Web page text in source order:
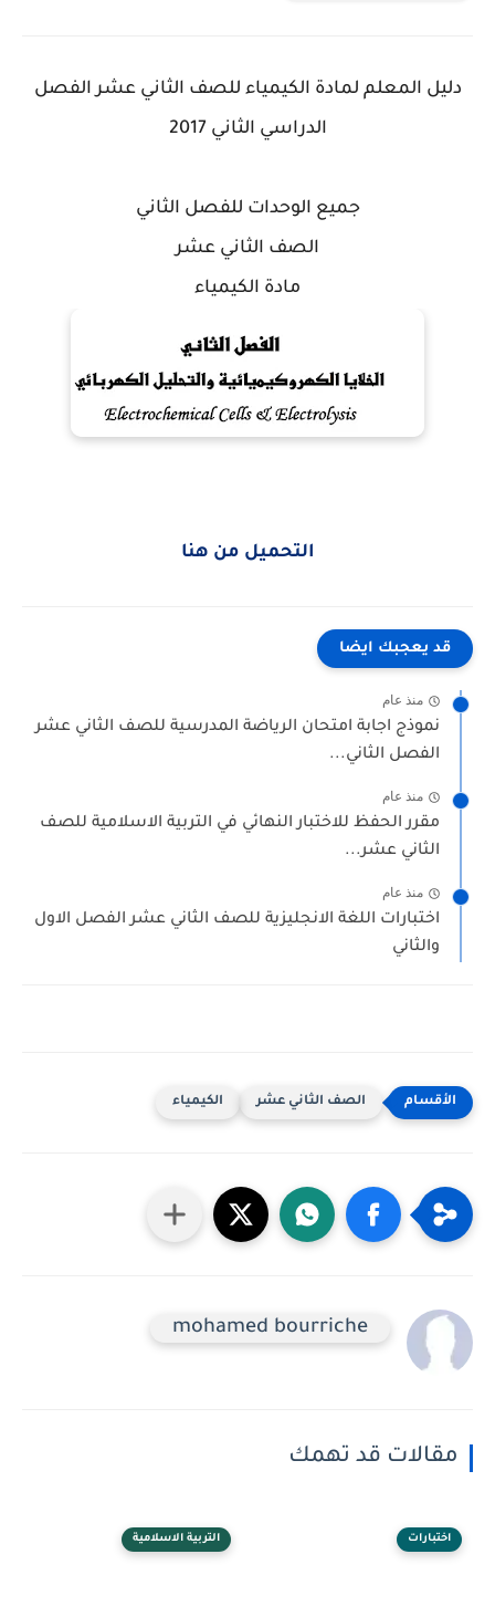
دليل المعلم لمادة الكيمياء للصف الثاني عشر الفصل
الدراسي الثاني 2017
جميع الوحدات للفصل الثاني
الصف الثاني عشر
مادة الكيمياء
التحميل من هنا
قد يعجبك ايضا
منذ عام
نموذج اجابة امتحان الرياضة المدرسية للصف الثاني عشر
الفصل الثاني...
منذ عام
مقرر الحفظ للاختبار النهائي في التربية الاسلامية للصف
الثاني عشر...
منذ عام
اختبارات اللغة الانجليزية للصف الثاني عشر الفصل الاول
والثاني
الصف الثاني عشر الكيمياء
mohamed bourriche
مقالات قد تهمك
اختبارات التربية الاسلامية